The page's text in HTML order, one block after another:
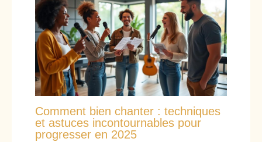
Comment bien chanter : techniques
et astuces incontournables pour
progresser en 2025